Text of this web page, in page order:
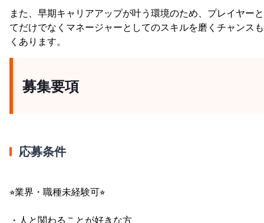
また、早期キャリアアップが叶う環境のため、プレイヤー
てだけでなくマネージャーとしてのスキルを磨くチャンス
くあります。
募集要項
応募条件
⭐︎業界・職種未経験可⭐︎
・人と関わることが好きな方